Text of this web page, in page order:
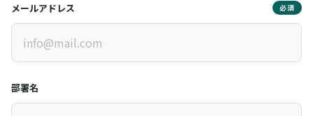
メールアドレス 必須
部署名